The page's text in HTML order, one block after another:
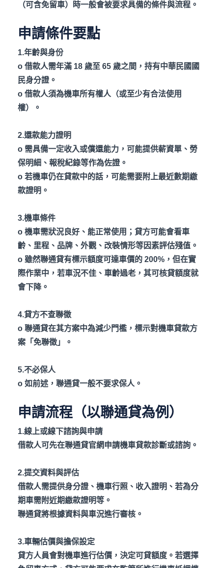
（可含免留車）時一般會被要求具備的條件與流程。
申請條件要點
1.年齡與身份
o 借款人需年滿 18 歲至 65 歲之間，持有中華民國國
民身分證。
o 借款人須為機車所有權人（或至少有合法使用
權）。
2.還款能力證明
o 需具備一定收入或償還能力，可能提供薪資單、勞
保明細、報稅紀錄等作為佐證。
o 若機車仍在貸款中的話，可能需要附上最近數期繳
款證明。
3.機車條件
o 機車需狀況良好、能正常使用；貸方可能會看車
齡、里程、品牌、外觀、改裝情形等因素評估殘值。
o 雖然聯通貸有標示額度可達車價的 200% ，但在實
際作業中，若車況不佳、車齡過老，其可核貸額度就
會下降。
4.貸方不查聯徵
o 聯通貸在其方案中為減少門檻，標示對機車貸款方
案「免聯徵」。
5.不必保人
o 如前述，聯通貸一般不要求保人。
申請流程（以聯通貸為例）
1.線上或線下諮詢與申請
借款人可先在聯通貸官網申請機車貸款診斷或諮詢。
2.提交資料與評估
借款人需提供身分證、機車行照、收入證明、若為分
期車需附近期繳款證明等。
聯通貸將根據資料與車況進行審核。
3.車輛估價與擔保設定
貸方人員會對機車進行估價，決定可貸額度。若選擇